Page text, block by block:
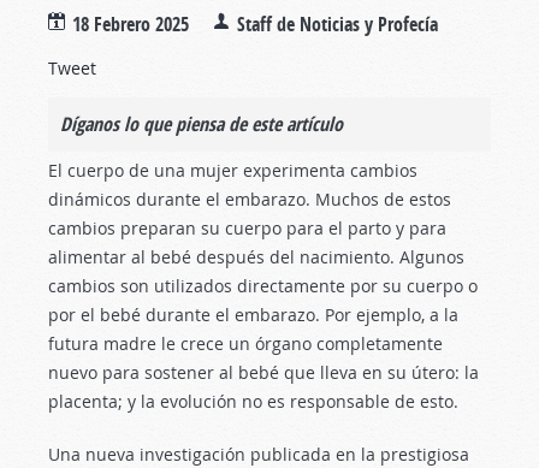
18 Febrero 2025 Staff de Noticias y Profecía
Tweet
Díganos lo que piensa de este artículo
El cuerpo de una mujer experimenta cambios
dinámicos durante el embarazo. Muchos de estos
cambios preparan su cuerpo para el parto y para
alimentar al bebé después del nacimiento. Algunos
cambios son utilizados directamente por su cuerpo o
por el bebé durante el embarazo. Por ejemplo, a la
futura madre le crece un órgano completamente
nuevo para sostener al bebé que lleva en su útero: la
placenta; y la evolución no es responsable de esto.
Una nueva investigación publicada en la prestigiosa